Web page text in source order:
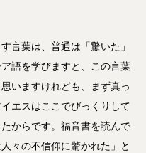
言葉は、普通は「驚いた」
語を学びますと、この言葉
いますけれども、まず真っ
エスはここでびっくりして
からです。福音書を読んで
々の不信仰に驚かれた」と